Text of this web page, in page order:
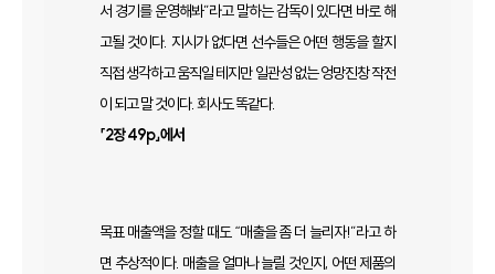
서 경기를 운영해봐”라고 말하는 감독이 있다면 바로 해
고될 것이다. 지시가 없다면 선수들은 어떤 행동을 할지
직접 생각하고 움직일 테지만 일관성 없는 엉망진창 작전
이 되고 말 것이다. 회사도 똑같다.
「2장 49p」에서
목표 매출액을 정할 때도 “매출을 좀 더 늘리자!”라고 하
면 추상적이다. 매출을 얼마나 늘릴 것인지, 어떤 제품의